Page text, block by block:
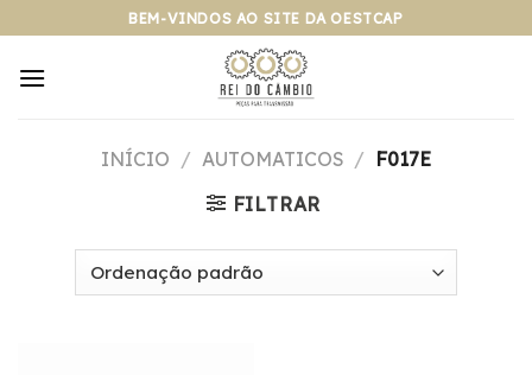
para
BEM-VINDOS AO SITE DA OESTCAP
INÍCIO / AUTOMATICOS / F017E
FILTRAR